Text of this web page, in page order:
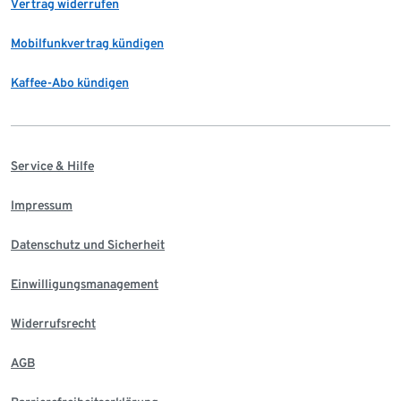
Vertrag widerrufen
Mobilfunkvertrag kündigen
Kaffee-Abo kündigen
Service & Hilfe
Impressum
Datenschutz und Sicherheit
Einwilligungsmanagement
Widerrufsrecht
AGB